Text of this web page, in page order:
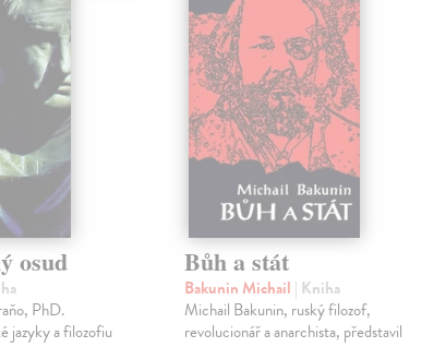
osud
PhD.
jazyky a filozofiu
Bůh a stát
Bakunin Michail | Kniha
Michail Bakunin, ruský filozof,
revolucionář a anarchista, představil